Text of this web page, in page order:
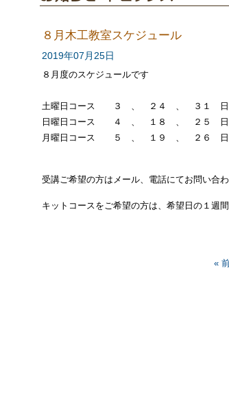
８月木工教室スケジュール
2019年07月25日
８月度のスケジュールです
土曜日コース ３ 、 ２４ 、 ３１ 日
日曜日コース ４ 、 １８ 、 ２５ 日
月曜日コース ５ 、 １９ 、 ２６ 日
受講ご希望の方はメール、電話にてお問い合わ
キットコースをご希望の方は、希望日の１週
«